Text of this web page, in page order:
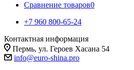
Сравнение товаров0
+7 960 800-65-24
Контактная информация
Пермь, ул. Героев Хасана 54
info@euro-shina.pro